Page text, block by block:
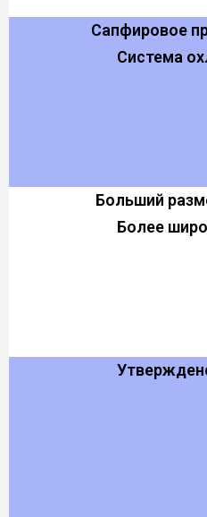
Сапфировое
Система
Больший
Более